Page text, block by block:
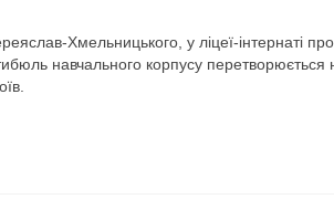
Хмельницького, у ліцеї-інтернаті
навчального корпусу перетворюється